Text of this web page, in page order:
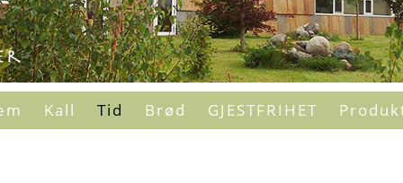
Kall Tid Brød GJESTFRIHET